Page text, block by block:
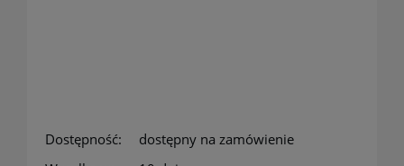
Dostępność:
dostępny na zamówienie